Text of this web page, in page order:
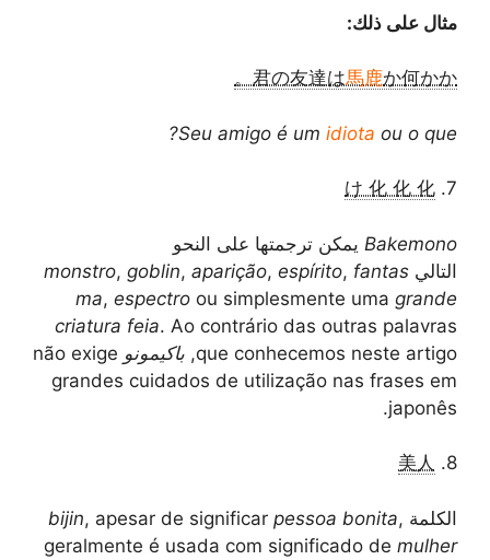
مثال على ذلك:
君の友達は馬鹿か何かか。
Seu amigo é um idiota ou o que?
7.
け 化 化 化
Bakemono يمكن ترجمتها على النحو
التالي
monstro, goblin, aparição, espírito, fantas
ma, espectro ou simplesmente uma grande
criatura feia. Ao contrário das outras palavras
que conhecemos neste artigo, باكيمونو não exige
grandes cuidados de utilização nas frases em
japonês.
8.
美人
الكلمة bijin, apesar de significar pessoa bonita,
geralmente é usada com significado de mulher